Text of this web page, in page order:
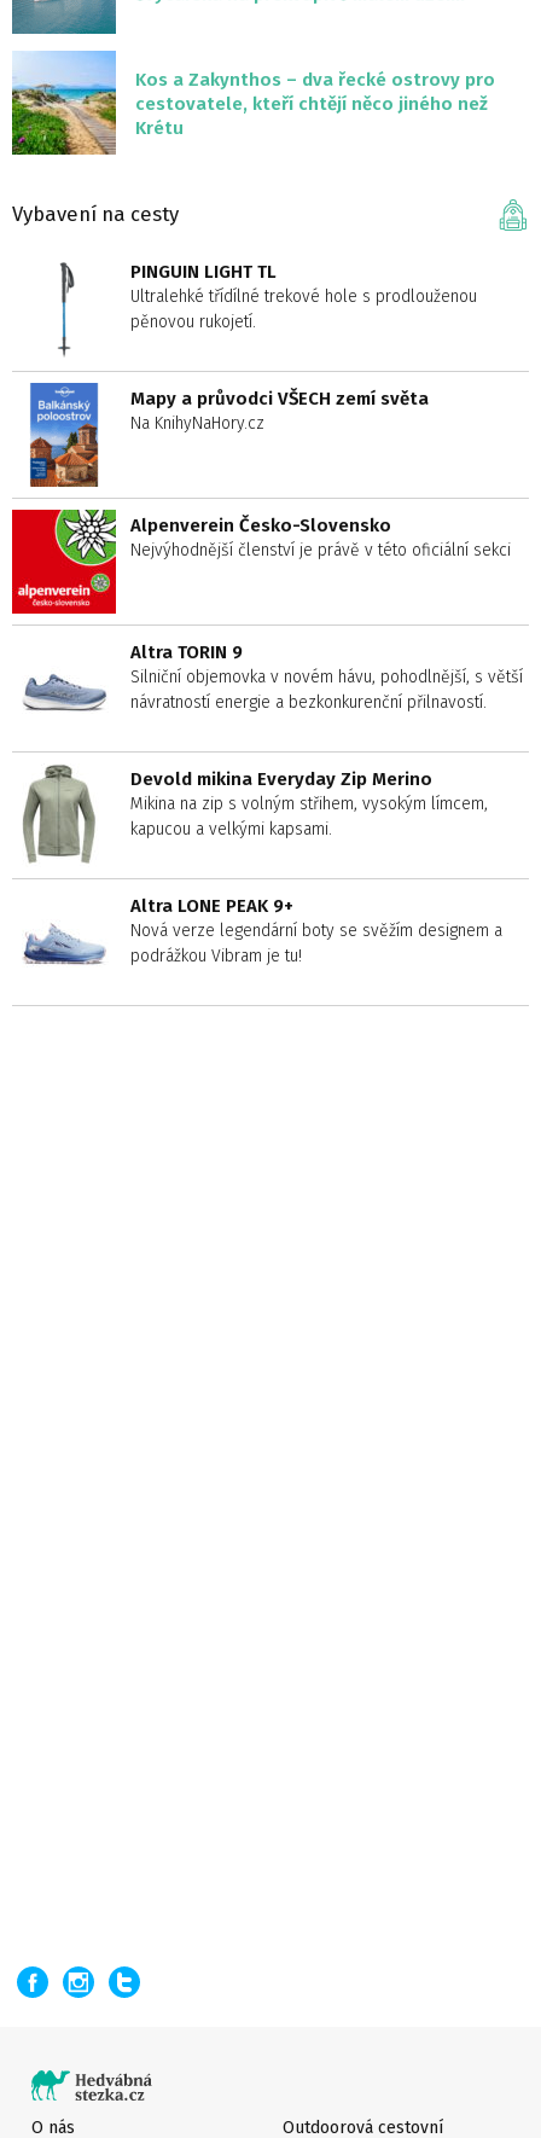
Kos a Zakynthos – dva řecké ostrovy pro
cestovatele, kteří chtějí něco jiného než
Krétu
Vybavení na cesty
PINGUIN LIGHT TL
Ultralehké třídílné trekové hole s prodlouženou
pěnovou rukojetí.
Mapy a průvodci VŠECH zemí světa
Na KnihyNaHory.cz
Alpenverein Česko-Slovensko
Nejvýhodnější členství je právě v této oficiální sekci
Altra TORIN 9
Silniční objemovka v novém hávu, pohodlnější, s větší
návratností energie a bezkonkurenční přilnavostí.
Devold mikina Everyday Zip Merino
Mikina na zip s volným střihem, vysokým límcem,
kapucou a velkými kapsami.
Altra LONE PEAK 9+
Nová verze legendární boty se svěžím designem a
podrážkou Vibram je tu!
O nás Outdoorová cestovní